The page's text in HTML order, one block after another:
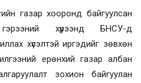
газар хооронд байгуулсан
хүрээнд БНСУ-д
хүсэлтэй иргэдийг зөвхөн
ерөнхий газар албан
зохион байгуулан